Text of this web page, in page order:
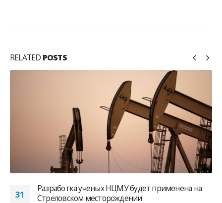
RELATED POSTS
31
Разработка ученых НЦМУ будет применена на
Стреловском месторождении